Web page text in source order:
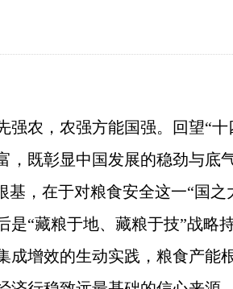
强农，农强方能国强。回望“
，既彰显中国发展的稳劲与底
基，在于对粮食安全这一“国
是“藏粮于地、藏粮于技”战略
成增效的生动实践，粮食产能